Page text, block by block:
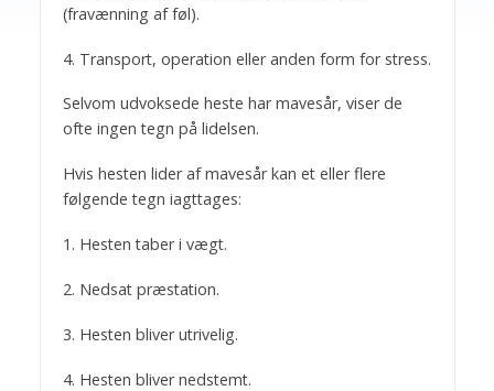
(fravænning af føl).
4. Transport, operation eller anden form for stress.
Selvom udvoksede heste har mavesår, viser de
ofte ingen tegn på lidelsen.
Hvis hesten lider af mavesår kan et eller flere
følgende tegn iagttages:
1. Hesten taber i vægt.
2. Nedsat præstation.
3. Hesten bliver utrivelig.
4. Hesten bliver nedstemt.